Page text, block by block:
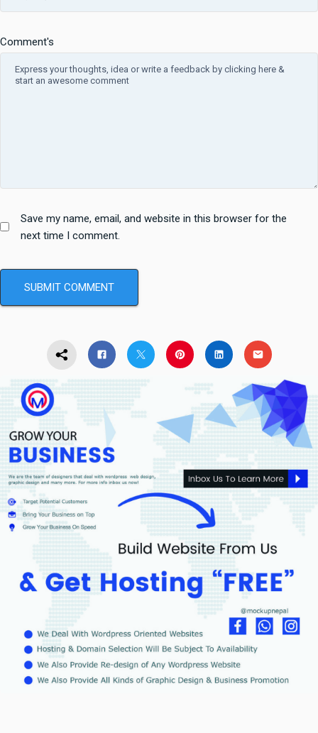
Comment's
Save my name, email, and website in this browser for the
next time I comment.